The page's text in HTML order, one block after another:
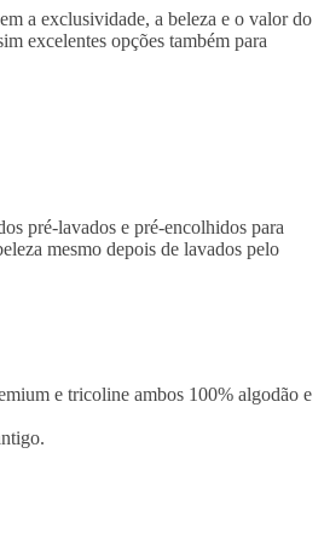
a exclusividade, a beleza e o valor do
excelentes opções também para
pré-lavados e pré-encolhidos para
mesmo depois de lavados pelo
e tricoline ambos 100% algodão e